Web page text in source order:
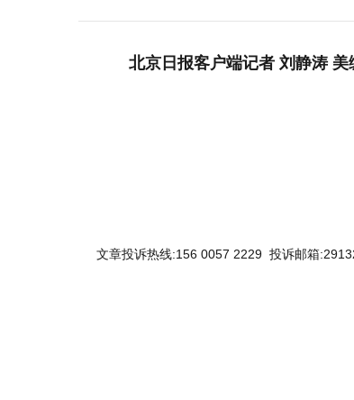
北京日报客户端记者 刘静涛 美
文章投诉热线:156 0057 2229 投诉邮箱